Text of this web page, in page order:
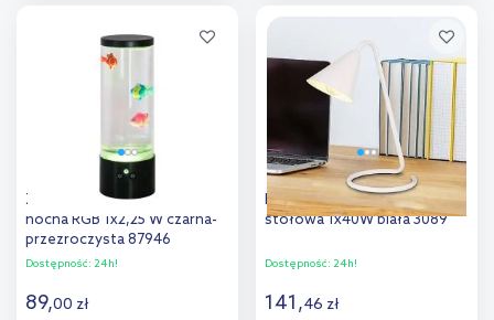
Dodaj do
porównania porównania
Zuma Line Aqua lampka
nocna RGB 1x2,25 W czarna-
przezroczysta 87946
Dostępność: 24h!
89,00 zł
Rabalux Monty lampa
stołowa 1x40W biała 3089
Dostępność: 24h!
141,46 zł